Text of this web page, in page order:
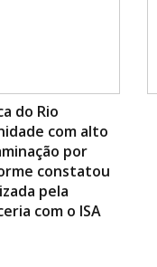
do Rio
com alto
por
constatou
pela
com o ISA